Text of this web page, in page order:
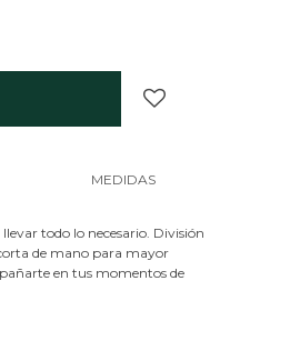
MEDIDAS
todo lo necesario. División
de mano para mayor
en tus momentos de